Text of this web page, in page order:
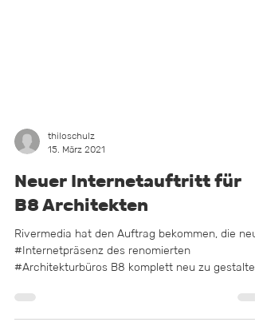
thiloschulz
15. März 2021
Neuer Internetauftritt für
B8 Architekten
Rivermedia hat den Auftrag bekommen, die